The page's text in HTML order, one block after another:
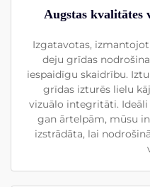
Augstas
Izgatavotas,
deju grīdas
iespaidīgu skaidrību.
grīdas izturēs lielu
vizuālo integritāti.
gan ārtelpām, mūsu
izstrādāta, lai